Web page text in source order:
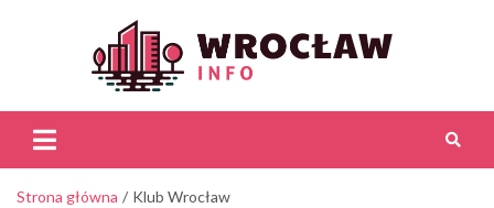
Strona główna Klub Wrocław